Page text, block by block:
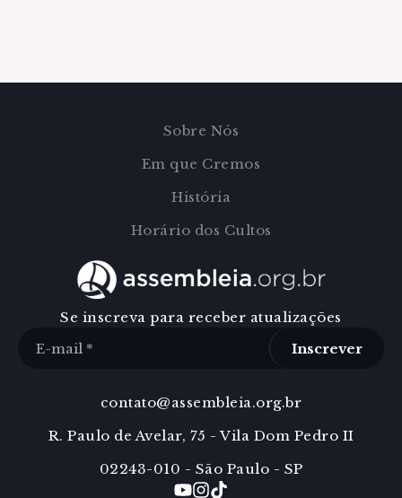
Sobre Nós
Em que Cremos
História
Horário dos Cultos
Se inscreva para receber atualizações
Inscrever
contato@assembleia.org.br
R. Paulo de Avelar, 75 - Vila Dom Pedro II
02243-010 - São Paulo - SP